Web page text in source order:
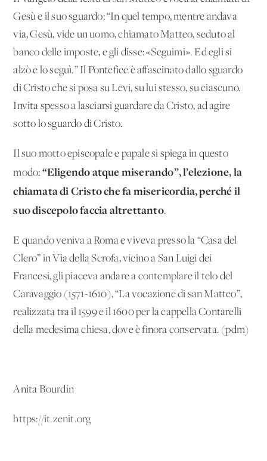
Gesù e il suo sguardo: “In quel tempo, mentre andava
via, Gesù, vide un uomo, chiamato Matteo, seduto al
banco delle imposte, e gli disse: «Seguimi». Ed egli si
alzò e lo seguì.” Il Pontefice è affascinato dallo sguardo
di Cristo che si posa su Levi, su lui stesso, su ciascuno.
Invita spesso a lasciarsi guardare da Cristo, ad agire
sotto lo sguardo di Cristo.
Il suo motto episcopale e papale si spiega in questo
modo: “Eligendo atque miserando”, l’elezione, la
chiamata di Cristo che fa misericordia, perché il
suo discepolo faccia altrettanto.
E quando veniva a Roma e viveva presso la “Casa del
Clero” in Via della Scrofa, vicino a San Luigi dei
Francesi, gli piaceva andare a contemplare il telo del
Caravaggio (1571-1610), “La vocazione di san Matteo”,
realizzata tra il 1599 e il 1600 per la cappella Contarelli
della medesima chiesa, dove è finora conservata. (pdm)
Anita Bourdin
https://it.zenit.org